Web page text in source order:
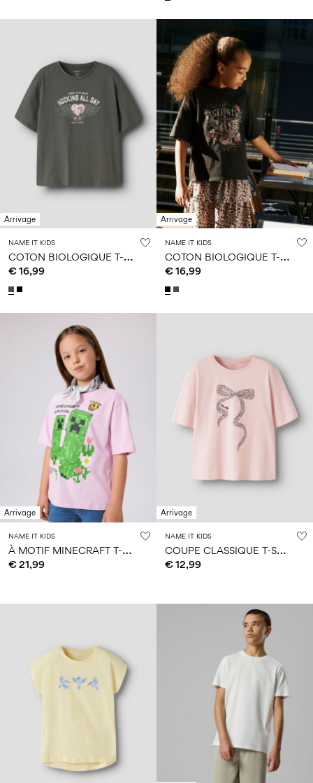
Arrivage
NAME IT KIDS
C
OTON BIOLOGIQUE T-SHIRT
€ 16,99
Arrivage
NAME IT KIDS
C
OTON BIOLOGIQUE T-SHIRT
€ 16,99
Arrivage
NAME IT KIDS
À
MOTIF MINECRAFT T-SHIRT
€ 21,99
Arrivage
NAME IT KIDS
C
OUPE CLASSIQUE T-SHIRT
€ 12,99